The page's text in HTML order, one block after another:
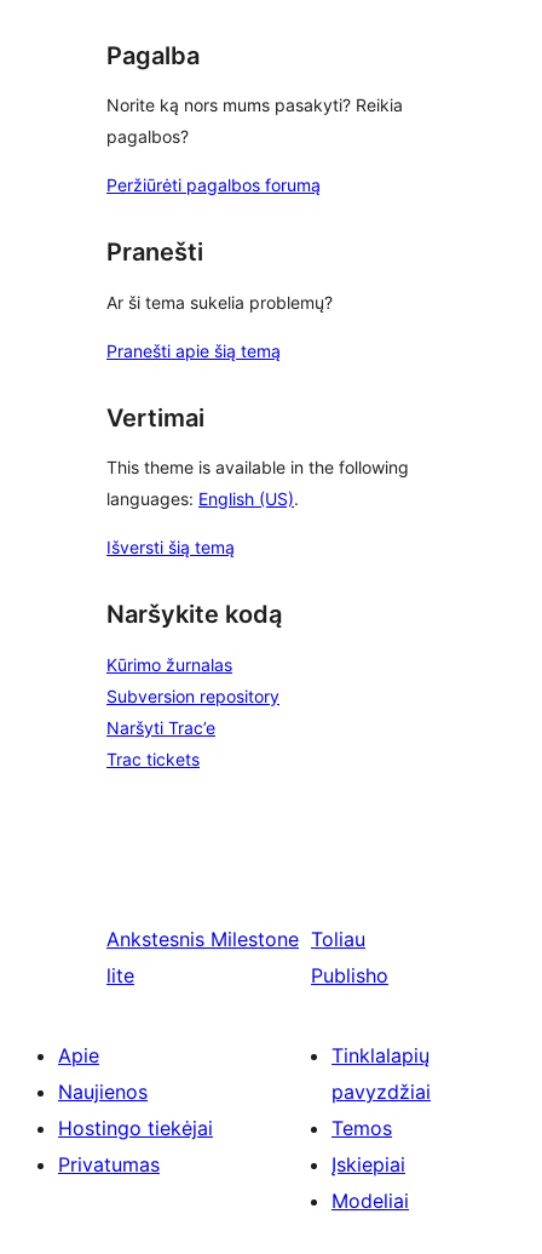
Pagalba
Norite ką nors mums pasakyti? Reikia
pagalbos?
Peržiūrėti pagalbos forumą
Pranešti
Ar ši tema sukelia problemų?
Pranešti apie šią temą
Vertimai
This theme is available in the following
languages: English (US).
Išversti šią temą
Naršykite kodą
Kūrimo žurnalas
Subversion repository
Naršyti Trac’e
Trac tickets
Ankstesnis Milestone
lite
Toliau
Publisho
Apie
Naujienos
Hostingo tiekėjai
Privatumas
Tinklalapių
pavyzdžiai
Temos
Įskiepiai
Modeliai